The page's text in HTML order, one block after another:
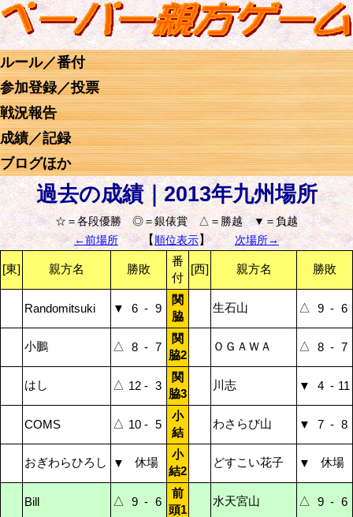
ルール／番付
参加登録／投票
戦況報告
成績／記録
ブログほか
過去の成績｜2013年九州場所
☆＝各段優勝 ◎＝銀俵賞 △＝勝越 ▼＝負越
←前場所
【順位表示】 次場所→
[東] 親方名 勝敗
番
付
[西] 親方名 勝敗
Randomitsuki ▼ 6 - 9
関
脇
生石山 △ 9 - 6
小鵬 △ 8 - 7
関
脇2
ＯＧＡＷＡ △ 8 - 7
はし △ 12 - 3
関
脇3
川志 ▼ 4 - 11
COMS △ 10 - 5
小
結
わさらび山 ▼ 7 - 8
おぎわらひろし ▼ 休場
小
結2
どすこい花子 ▼ 休場
Bill △ 9 - 6
前
頭1
水天宮山 △ 9 - 6